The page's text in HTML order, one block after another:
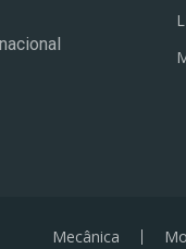
Mecânica